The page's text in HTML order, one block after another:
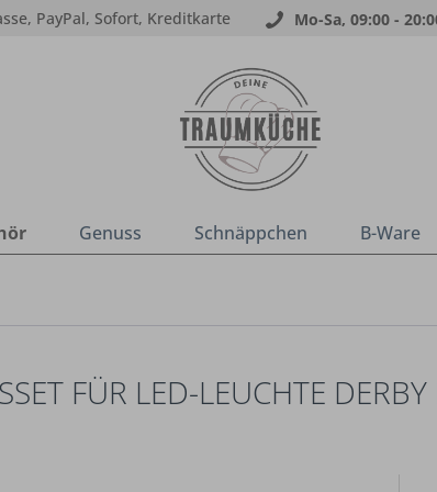
PayPal, Sofort, Kreditkarte Mo-Sa, 09:00 -
Genuss Schnäppchen B-Ware
FÜR LED-LEUCHTE